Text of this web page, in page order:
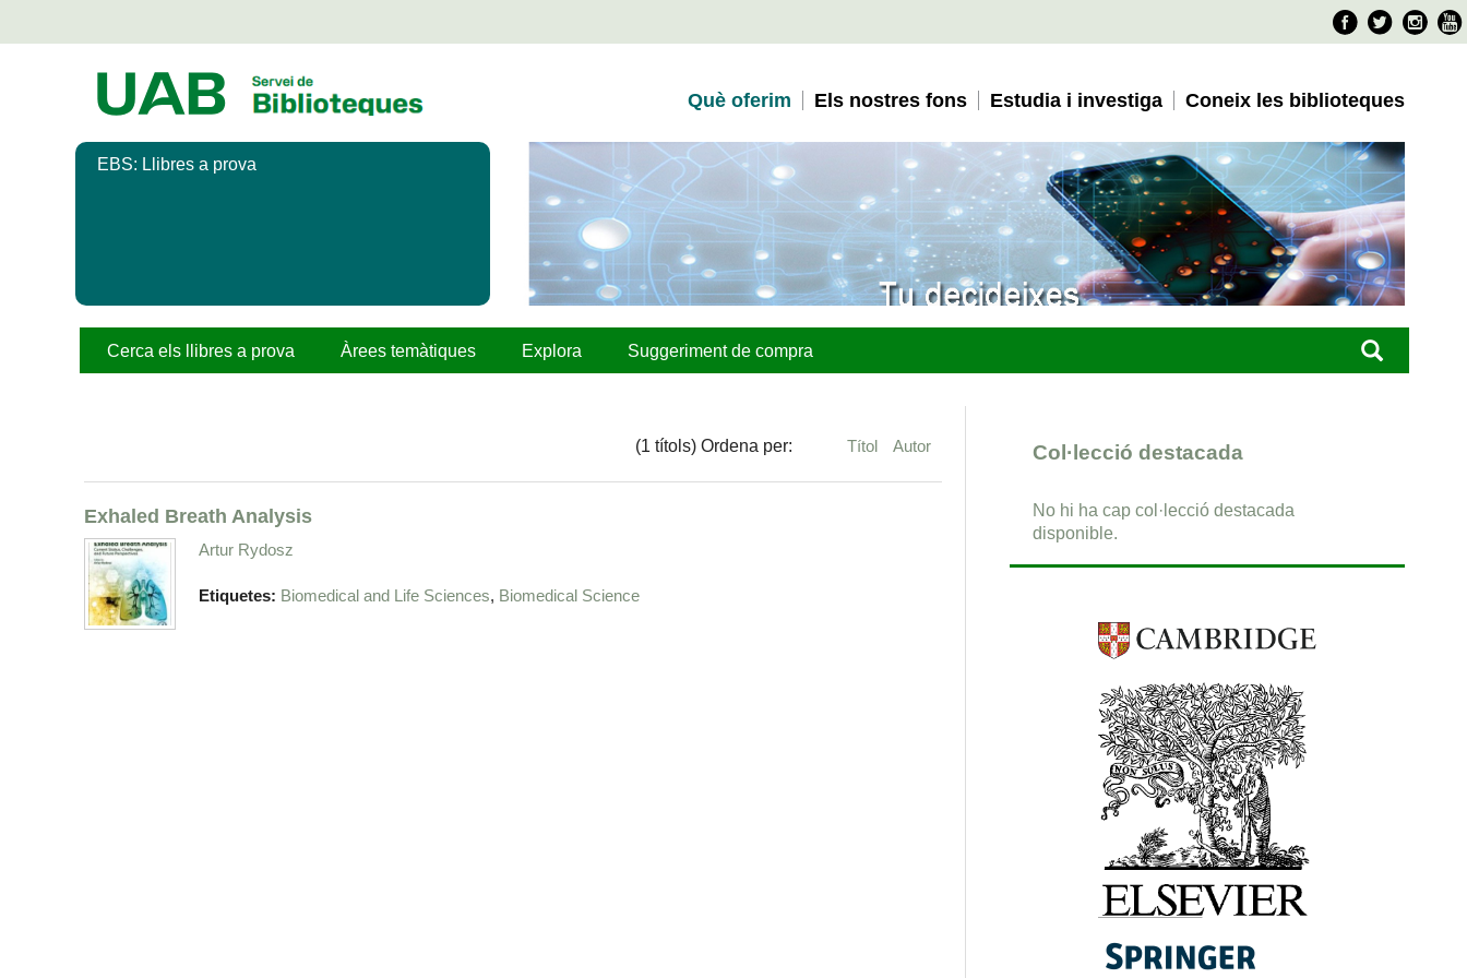
Twitter
Què oferim Els nostres fons Estudia i investiga Coneix les biblioteques
EBS: Llibres a prova
Cerca els llibres a prova Àrees temàtiques Explora Suggeriment de compra
(1 títols) Ordena per: Títol Autor
Exhaled Breath Analysis
Artur Rydosz
Etiquetes: Biomedical and Life Sciences, Biomedical Science
Col·lecció destacada
No hi ha cap col·lecció destacada
disponible.